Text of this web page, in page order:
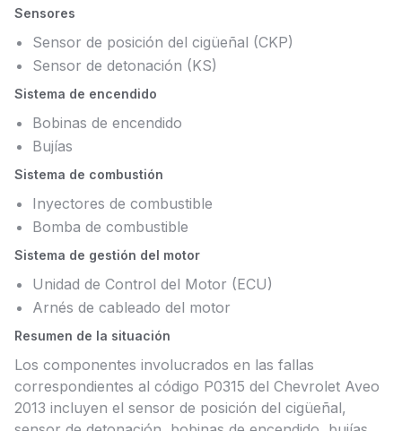
Sensores
Sensor de posición del cigüeñal (CKP)
Sensor de detonación (KS)
Sistema de encendido
Bobinas de encendido
Bujías
Sistema de combustión
Inyectores de combustible
Bomba de combustible
Sistema de gestión del motor
Unidad de Control del Motor (ECU)
Arnés de cableado del motor
Resumen de la situación
Los componentes involucrados en las fallas
correspondientes al código P0315 del Chevrolet Aveo
2013 incluyen el sensor de posición del cigüeñal,